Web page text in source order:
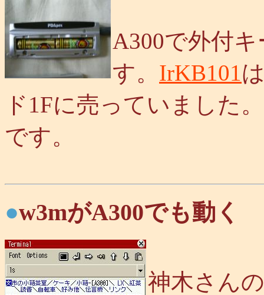
A300で外付
す。 IrKB101
ド1Fに売っていました
です。
●w3mがA300でも動く
神木さんの